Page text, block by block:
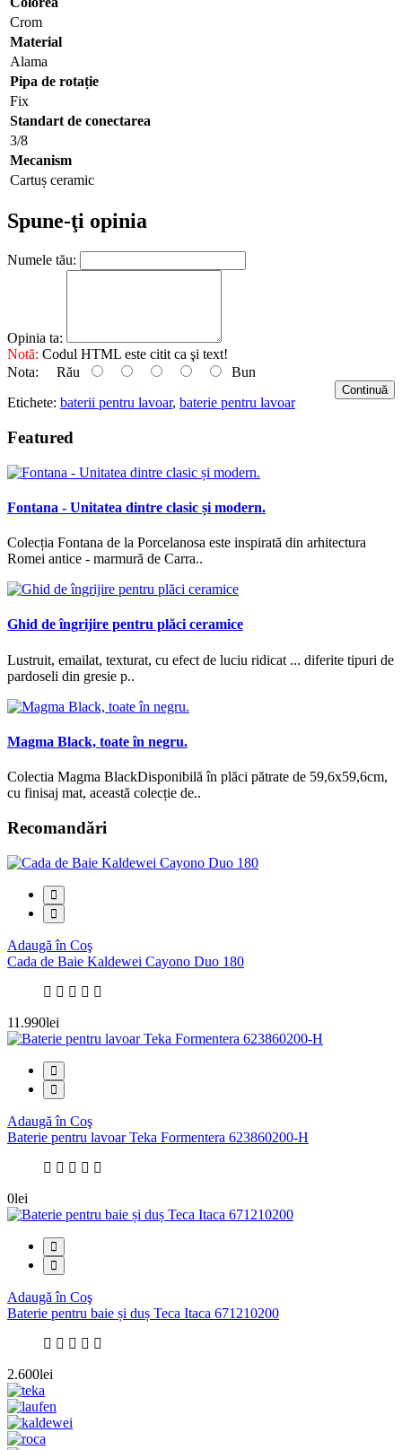
Crom
Material
Alama
Pipa de rotație
Fix
Standart de conectarea
3/8
Mecanism
Cartuș ceramic
Spune-ţi opinia
Numele tău:
Opinia ta:
Notă: Codul HTML este citit ca şi text!
Nota: Rău Bun
Continuă
Etichete: baterii pentru lavoar, baterie pentru lavoar
Featured
Fontana - Unitatea dintre clasic și modern.
Colecția Fontana de la Porcelanosa este inspirată din arhitectura
Romei antice - marmură de Carra..
Ghid de îngrijire pentru plăci ceramice
Lustruit, emailat, texturat, cu efect de luciu ridicat ... diferite tipuri de
pardoseli din gresie p..
Magma Black, toate în negru.
Colectia Magma BlackDisponibilă în plăci pătrate de 59,6x59,6cm,
cu finisaj mat, această colecție de..
Recomandări
Adaugă în Coş
Cada de Baie Kaldewei Cayono Duo 180
11.990lei
Adaugă în Coş
Baterie pentru lavoar Teka Formentera 623860200-H
0lei
Adaugă în Coş
Baterie pentru baie și duș Teca Itaca 671210200
2.600lei